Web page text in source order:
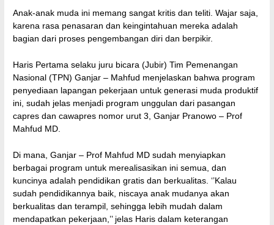
Anak-anak muda ini memang sangat kritis dan teliti. Wajar saja,
karena rasa penasaran dan keingintahuan mereka adalah
bagian dari proses pengembangan diri dan berpikir.
Haris Pertama selaku juru bicara (Jubir) Tim Pemenangan
Nasional (TPN) Ganjar – Mahfud menjelaskan bahwa program
penyediaan lapangan pekerjaan untuk generasi muda produktif
ini, sudah jelas menjadi program unggulan dari pasangan
capres dan cawapres nomor urut 3, Ganjar Pranowo – Prof
Mahfud MD.
Di mana, Ganjar – Prof Mahfud MD sudah menyiapkan
berbagai program untuk merealisasikan ini semua, dan
kuncinya adalah pendidikan gratis dan berkualitas. ‘’Kalau
sudah pendidikannya baik, niscaya anak mudanya akan
berkualitas dan terampil, sehingga lebih mudah dalam
mendapatkan pekerjaan,’’ jelas Haris dalam keterangan